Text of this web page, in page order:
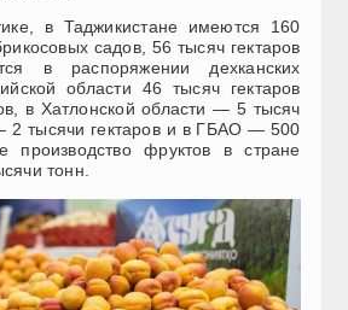
в Таджикистане имеются 160
садов, 56 тысяч гектаров
в распоряжении дехканских
области 46 тысяч гектаров
в Хатлонской области — 5 тысяч
2 тысячи гектаров и в ГБАО — 500
производство фруктов в стране
тонн.